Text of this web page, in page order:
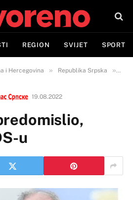
REGION SVIJET SPORT
i Hercegovina » Republika Srpska »
19.08.2022
u